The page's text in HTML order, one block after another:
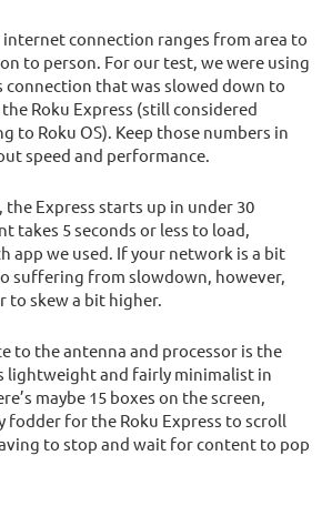
internet connection ranges from area to
to person. For our test, we were using
connection that was slowed down to
Roku Express (still considered
to Roku OS). Keep those numbers in
speed and performance.
Express starts up in under 30
takes 5 seconds or less to load,
app we used. If your network is a bit
suffering from slowdown, however,
to skew a bit higher.
to the antenna and processor is the
lightweight and fairly minimalist in
maybe 15 boxes on the screen,
fodder for the Roku Express to scroll
to stop and wait for content to pop